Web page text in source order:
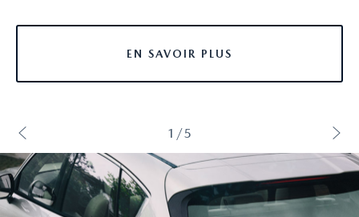
EN SAVOIR PLUS
1/5